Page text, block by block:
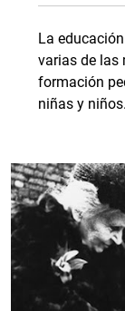
La
varias de las
formación
niñas y niños.